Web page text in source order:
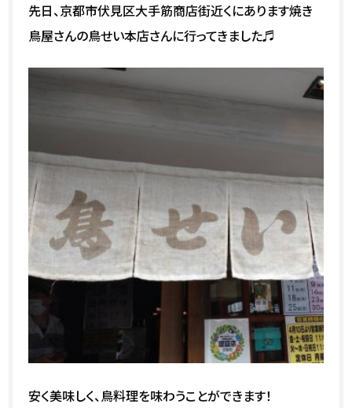
先日、京都市伏見区大手筋商店街近くにあります焼き
鳥屋さんの鳥せい本店さんに行ってきました♬
安く美味しく、鳥料理を味わうことができます！